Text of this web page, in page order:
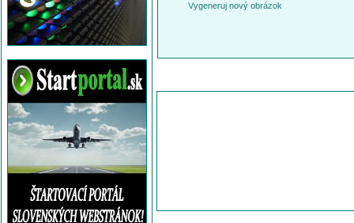
Vygeneruj nový obrázok